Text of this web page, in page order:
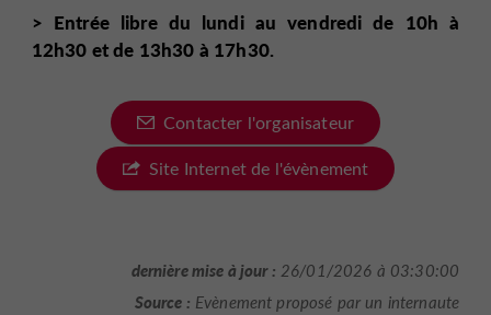
> Entrée libre du lundi au vendredi de 10h à
12h30 et de 13h30 à 17h30.
Contacter l'organisateur
Site Internet de l'évènement
dernière mise à jour : 26/01/2026 à 03:30:00
Source : Evènement proposé par un internaute